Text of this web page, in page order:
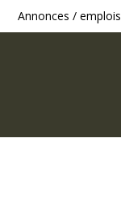
Annonces / emplois